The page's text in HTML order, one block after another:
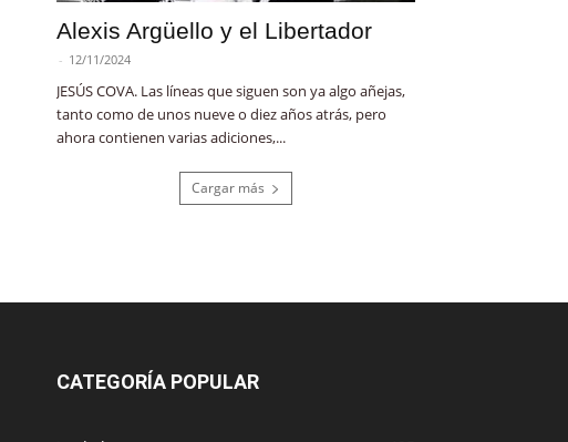
Alexis Argüello y el Libertador
- 12/11/2024
JESÚS COVA. Las líneas que siguen son ya algo añejas,
tanto como de unos nueve o diez años atrás, pero
ahora contienen varias adiciones,...
Cargar más
CATEGORÍA POPULAR